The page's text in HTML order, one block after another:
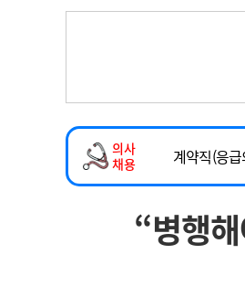
동영상뉴스
포
메디 Hospital 지
인포메이션 행
회
의사
채용
2026년 하
마취통증
계약직(응
하반기 전
2026년 하반
마취통증
“병행